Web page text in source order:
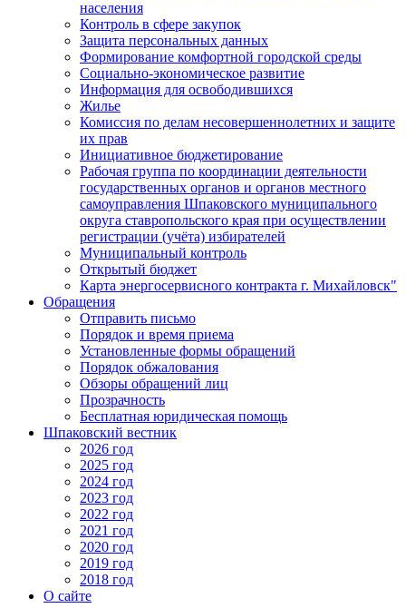
населения
Контроль в сфере закупок
Защита персональных данных
Формирование комфортной городской среды
Социально-экономическое развитие
Информация для освободившихся
Жилье
Комиссия по делам несовершеннолетних и защите
их прав
Инициативное бюджетирование
Рабочая группа по координации деятельности
государственных органов и органов местного
самоуправления Шпаковского муниципального
округа ставропольского края при осуществлении
регистрации (учёта) избирателей
Муниципальный контроль
Открытый бюджет
Карта энергосервисного контракта г. Михайловск"
Обращения
Отправить письмо
Порядок и время приема
Установленные формы обращений
Порядок обжалования
Обзоры обращений лиц
Прозрачность
Бесплатная юридическая помощь
Шпаковский вестник
2026 год
2025 год
2024 год
2023 год
2022 год
2021 год
2020 год
2019 год
2018 год
О сайте